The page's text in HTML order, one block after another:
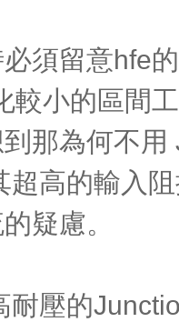
須留意hfe
較小的區間
那為何不
超高的輸入
疑慮。
耐壓的